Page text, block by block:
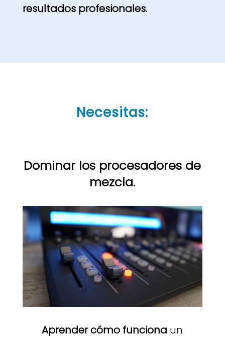
resultados profesionales.
Necesitas:
Dominar los procesadores de
mezcla.
Aprender cómo funciona un